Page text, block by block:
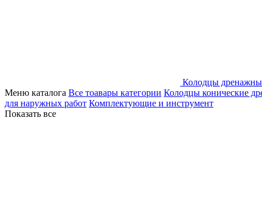
Колодцы
Меню каталога Все тоавары категории Колодцы конические
для наружных работ Комплектующие и инструмент
Показать все